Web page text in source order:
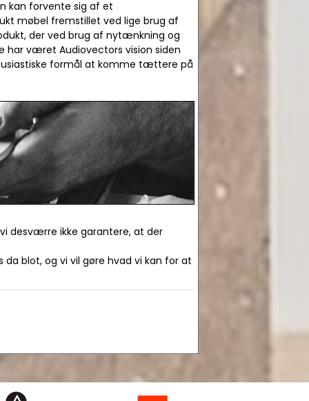
kan forvente sig af et
møbel fremstillet ved lige brug af
der ved brug af nytænkning og
har været Audiovectors vision siden
formål at komme tættere på
desværre ikke garantere, at der
blot, og vi vil gøre hvad vi kan for at